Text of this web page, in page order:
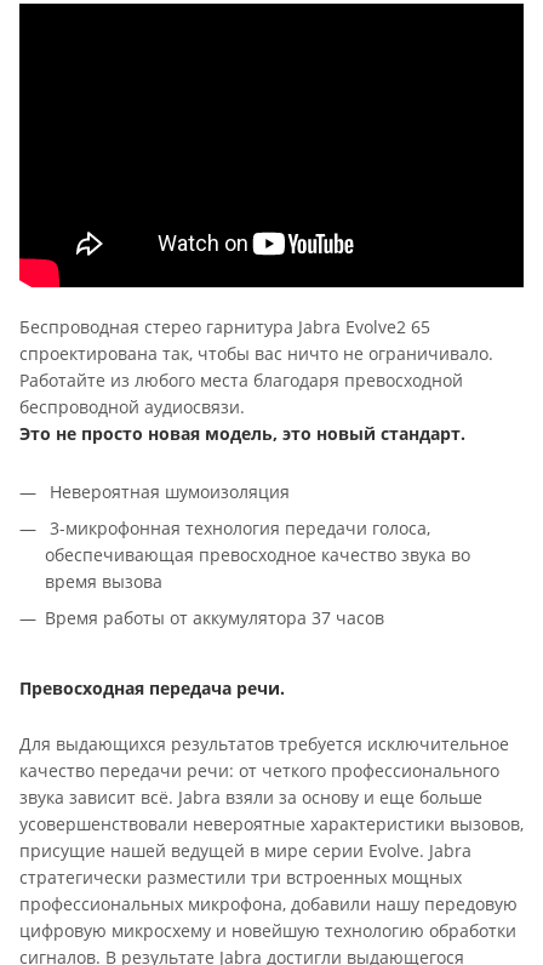
Беспроводная стерео гарнитура Jabra Evolve2 65
спроектирована так, чтобы вас ничто не ограничивало.
Работайте из любого места благодаря превосходной
беспроводной аудиосвязи.
Это не просто новая модель, это новый стандарт.
Невероятная шумоизоляция
3-микрофонная технология передачи голоса,
обеспечивающая превосходное качество звука во
время вызова
Время работы от аккумулятора 37 часов
Превосходная передача речи.
Для выдающихся результатов требуется исключительное
качество передачи речи: от четкого профессионального
звука зависит всё. Jabra взяли за основу и еще больше
усовершенствовали невероятные характеристики вызовов,
присущие нашей ведущей в мире серии Evolve. Jabra
стратегически разместили три встроенных мощных
профессиональных микрофона, добавили нашу передовую
цифровую микросхему и новейшую технологию обработки
сигналов. В результате Jabra достигли выдающегося